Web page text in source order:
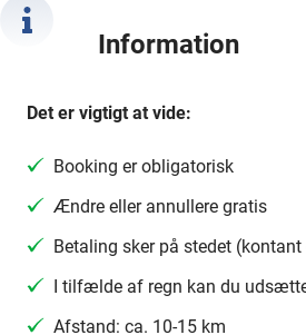
Information
Det er vigtigt at vide:
Booking er obligatorisk
Ændre eller annullere gratis
Betaling sker på stedet
I tilfælde af regn kan du
Afstand: ca. 10-15 km